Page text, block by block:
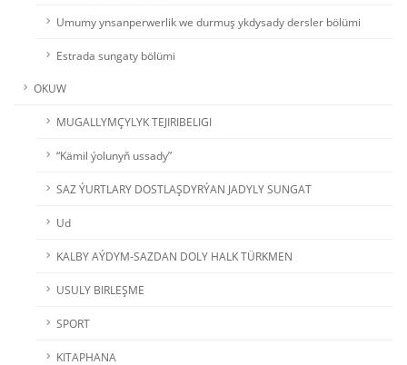
Umumy ynsanperwerlik we durmuş ykdysady dersler bölümi
Estrada sungaty bölümi
OKUW
MUGALLYMÇYLYK TEJIRIBELIGI
“Kämil ýolunyň ussady”
SAZ ÝURTLARY DOSTLAŞDYRÝAN JADYLY SUNGAT
Ud
KALBY AÝDYM-SAZDAN DOLY HALK TÜRKMEN
USULY BIRLEŞME
SPORT
KITAPHANA